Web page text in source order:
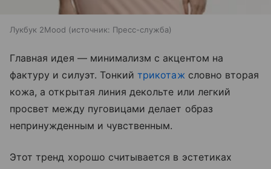
Лукбук 2Mood источник: Пресс-служба
Главная идея — минимализм с акцентом на
фактуру и силуэт. Тонкийтрикотажсловно вторая
кожа, а открытая линия декольте или легкий
просвет между пуговицами делает образ
непринужденным и чувственным.
Этот тренд хорошо считывается в эстетиках